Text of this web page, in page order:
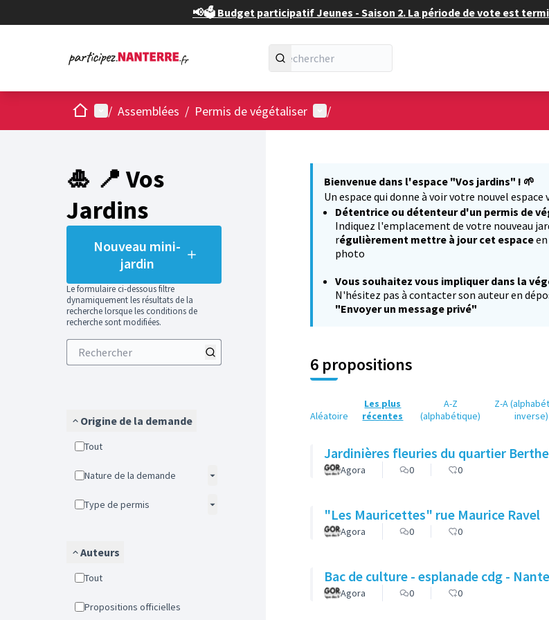
📢🗳️ Budget participatif Jeunes - Saison 2. La période de vote est
AccueilMenu principal
/ Assemblées / Permis de végétaliser Menu utilisateur
/
🎍 📍 Vos
Jardins
Nouveau mini-
jardin
Le formulaire ci-dessous filtre
dynamiquement les résultats de la
recherche lorsque les conditions de
recherche sont modifiées.
Origine de la demande
Tout
Nature de la demande
Type de permis
Auteurs
Tout
Propositions officielles
Bienvenue dans l'espace "Vos jardins" ! 🌱
Un espace qui donne à voir votre nouvel espace
Détentrice ou détenteur d'un permis de
Indiquez l'emplacement de votre nouveau
régulièrement mettre à jour cet espace
photo
Vous souhaitez vous impliquer dans la
N'hésitez pas à contacter son auteur en
"Envoyer un message privé"
6 propositions
Aléatoire
Les plus
récentes
A-Z
(alphabétique)
Z-A
inverse)
Jardinières fleuries du quartier
Agora 0 0
"Les Mauricettes" rue Maurice Ravel
Agora 0 0
Bac de culture - esplanade cdg -
Agora 0 0